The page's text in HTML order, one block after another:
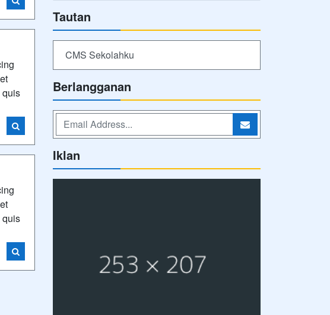
quis
quis
Tautan
CMS Sekolahku
Berlangganan
Iklan